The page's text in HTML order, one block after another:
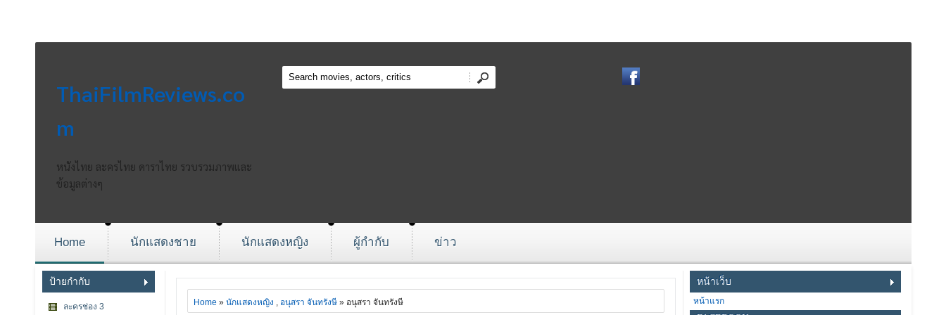
ThaiFilmReviews.co
m
หนังไทย ละครไทย ดาราไทย รวบรวมภาพและ
ข้อมูลต่างๆ
Home นักแสดงชาย นักแสดงหญิง ผู้กำกับ ข่าว
ป้ายกำกับ
ละครช่อง 3 Home » นักแสดงหญิง , อนุสรา จันทรังษี» อนุสรา จันทรังษี
หน้าเว็บ
หน้าแรก